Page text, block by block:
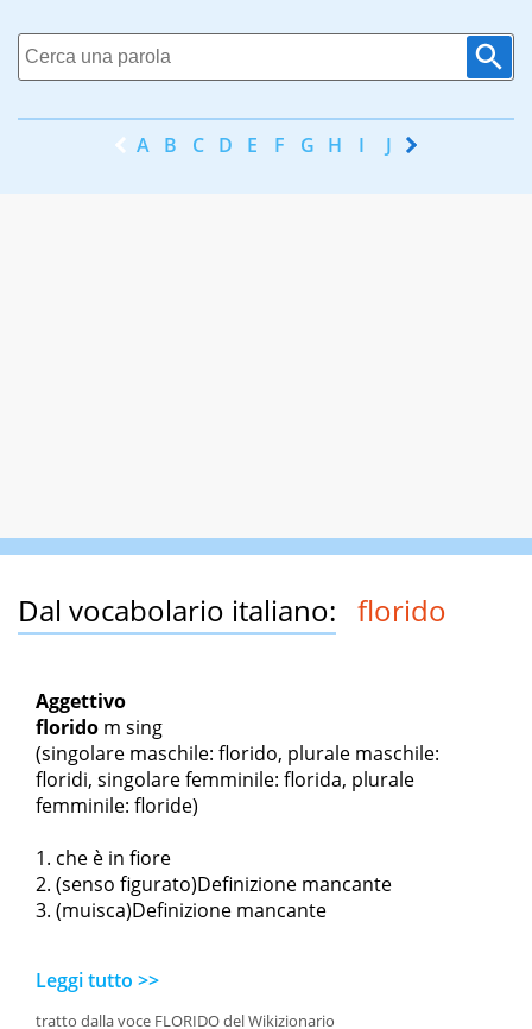
A B C D E F G H I J K
Dal vocabolario italiano: florido
Aggettivo
florido m sing
(singolare maschile: florido, plurale maschile:
floridi, singolare femminile: florida, plurale
femminile: floride)
che è in fiore
(senso figurato)Definizione mancante
(muisca)Definizione mancante
Leggi tutto >>
tratto dalla voce FLORIDO del Wikizionario